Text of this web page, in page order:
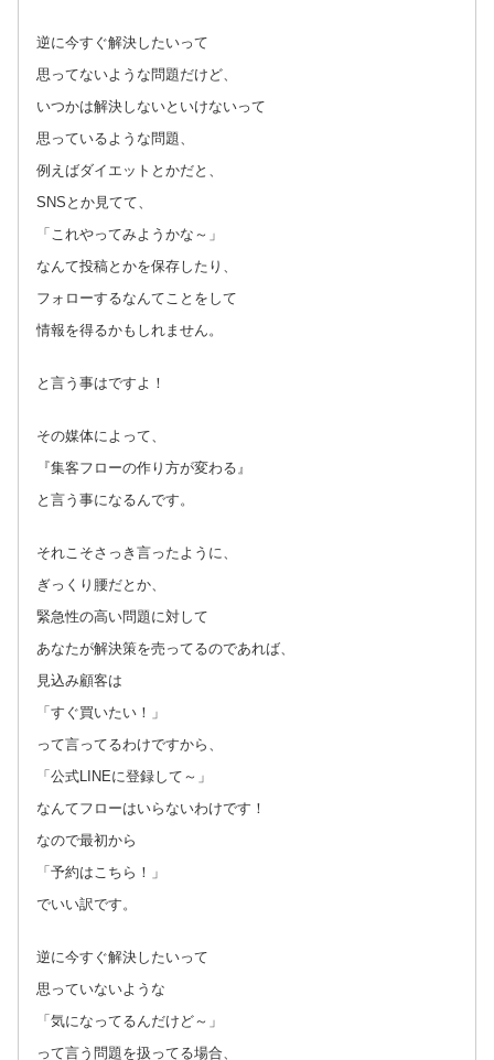
逆に今すぐ解決したいって
思ってないような問題だけど、
いつかは解決しないといけないって
思っているような問題、
例えばダイエットとかだと、
SNSとか見てて、
「これやってみようかな～」
なんて投稿とかを保存したり、
フォローするなんてことをして
情報を得るかもしれません。
と言う事はですよ！
その媒体によって、
『集客フローの作り方が変わる』
と言う事になるんです。
それこそさっき言ったように、
ぎっくり腰だとか、
緊急性の高い問題に対して
あなたが解決策を売ってるのであれば、
見込み顧客は
「すぐ買いたい！」
って言ってるわけですから、
「公式LINEに登録して～」
なんてフローはいらないわけです！
なので最初から
「予約はこちら！」
でいい訳です。
逆に今すぐ解決したいって
思っていないような
「気になってるんだけど～」
って言う問題を扱ってる場合、